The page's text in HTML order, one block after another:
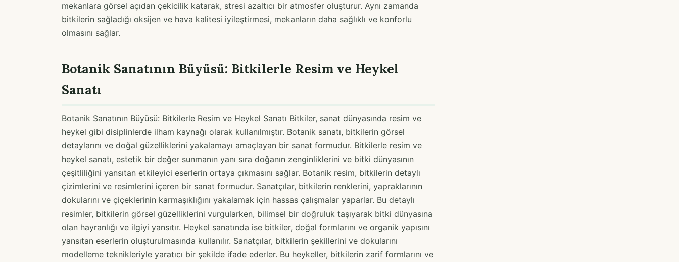
mekanlara görsel açıdan çekicilik katarak, stresi azaltıcı bir atmosfer oluşturur. Aynı zamanda
bitkilerin sağladığı oksijen ve hava kalitesi iyileştirmesi, mekanların daha sağlıklı ve konforlu
olmasını sağlar.
Botanik Sanatının Büyüsü: Bitkilerle Resim ve Heykel
Sanatı
Botanik Sanatının Büyüsü: Bitkilerle Resim ve Heykel Sanatı Bitkiler, sanat dünyasında resim ve
heykel gibi disiplinlerde ilham kaynağı olarak kullanılmıştır. Botanik sanatı, bitkilerin görsel
detaylarını ve doğal güzelliklerini yakalamayı amaçlayan bir sanat formudur. Bitkilerle resim ve
heykel sanatı, estetik bir değer sunmanın yanı sıra doğanın zenginliklerini ve bitki dünyasının
çeşitliliğini yansıtan etkileyici eserlerin ortaya çıkmasını sağlar. Botanik resim, bitkilerin detaylı
çizimlerini ve resimlerini içeren bir sanat formudur. Sanatçılar, bitkilerin renklerini, yapraklarının
dokularını ve çiçeklerinin karmaşıklığını yakalamak için hassas çalışmalar yaparlar. Bu detaylı
resimler, bitkilerin görsel güzelliklerini vurgularken, bilimsel bir doğruluk taşıyarak bitki dünyasına
olan hayranlığı ve ilgiyi yansıtır. Heykel sanatında ise bitkiler, doğal formlarını ve organik yapısını
yansıtan eserlerin oluşturulmasında kullanılır. Sanatçılar, bitkilerin şekillerini ve dokularını
modelleme teknikleriyle yaratıcı bir şekilde ifade ederler. Bu heykeller, bitkilerin zarif formlarını ve